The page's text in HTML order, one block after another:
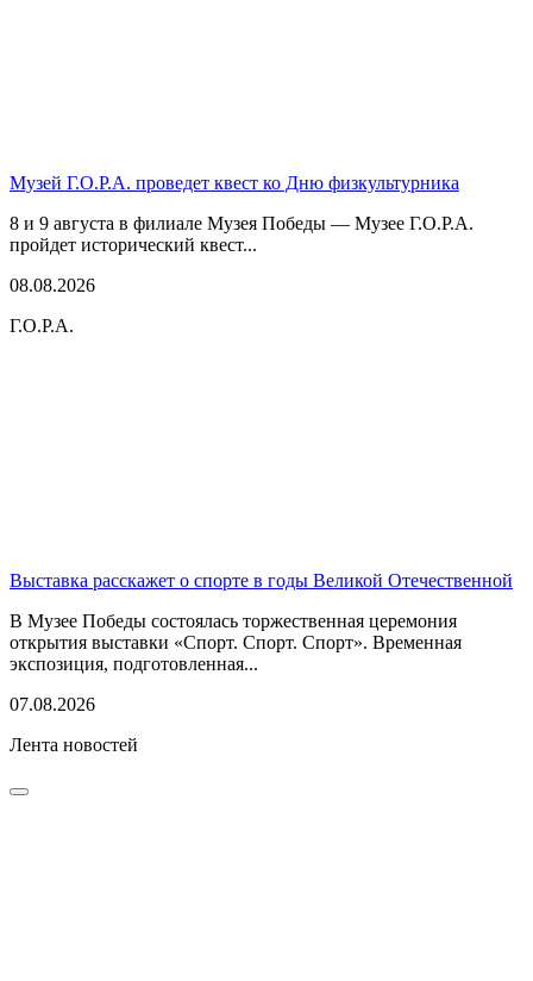
Музей Г.О.Р.А. проведет квест ко Дню физкультурника
8 и 9 августа в филиале Музея Победы — Музее Г.О.Р.А.
пройдет исторический квест...
08.08.2026
Г.О.Р.А.
Выставка расскажет о спорте в годы Великой Отечественной
В Музее Победы состоялась торжественная церемония
открытия выставки «Спорт. Спорт. Спорт». Временная
экспозиция, подготовленная...
07.08.2026
Лента новостей